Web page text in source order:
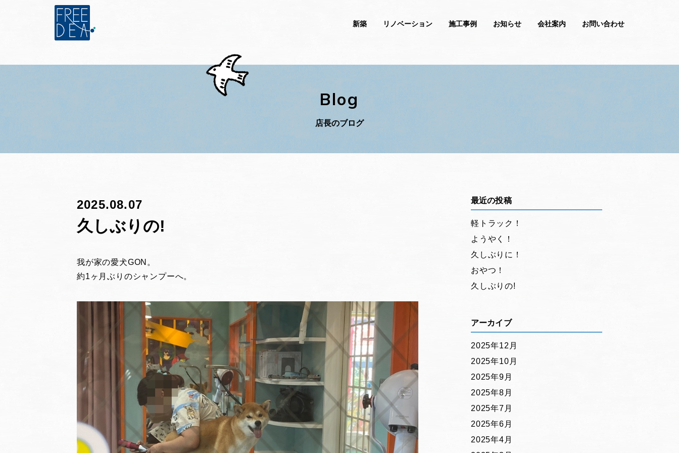
新築 リノベーション 施工事例 お知らせ 会社案内 お問い合わせ
Blog
店長のブログ
2025.08.07
久しぶりの!
我が家の愛犬GON。
約1ヶ月ぶりのシャンプーへ。
最近の投稿
軽トラック！
ようやく！
久しぶりに！
おやつ！
久しぶりの!
アーカイブ
2025年12月
2025年10月
2025年9月
2025年8月
2025年7月
2025年6月
2025年4月